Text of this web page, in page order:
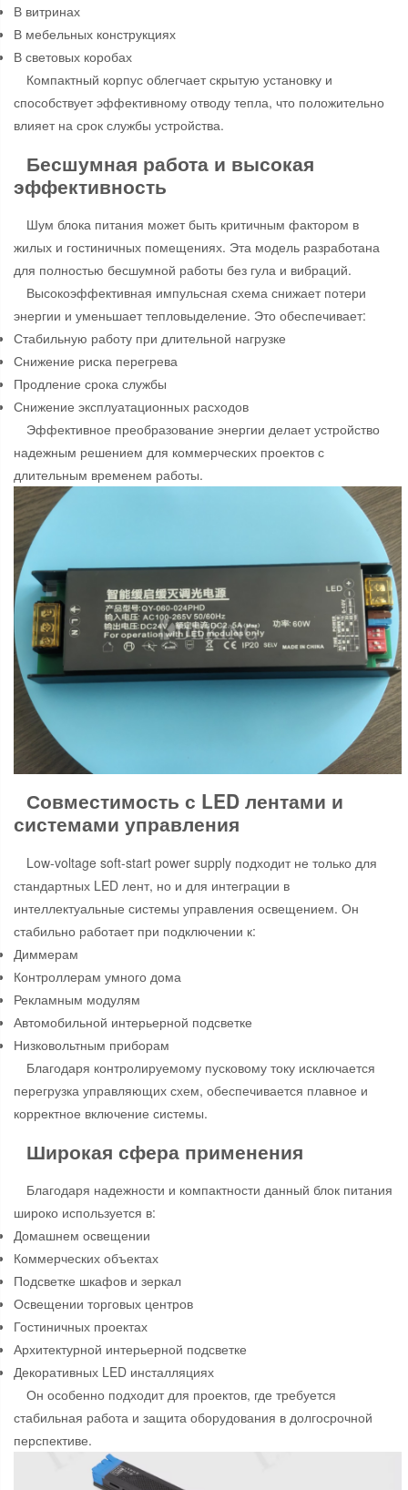
В витринах
В мебельных конструкциях
В световых коробах
Компактный корпус облегчает скрытую установку и
способствует эффективному отводу тепла, что положительно
влияет на срок службы устройства.
Бесшумная работа и высокая
эффективность
Шум блока питания может быть критичным фактором в
жилых и гостиничных помещениях. Эта модель разработана
для полностью бесшумной работы без гула и вибраций.
Высокоэффективная импульсная схема снижает потери
энергии и уменьшает тепловыделение. Это обеспечивает:
Стабильную работу при длительной нагрузке
Снижение риска перегрева
Продление срока службы
Снижение эксплуатационных расходов
Эффективное преобразование энергии делает устройство
надежным решением для коммерческих проектов с
длительным временем работы.
Совместимость с LED лентами и
системами управления
Low-voltage soft-start power supply подходит не только для
стандартных LED лент, но и для интеграции в
интеллектуальные системы управления освещением. Он
стабильно работает при подключении к:
Диммерам
Контроллерам умного дома
Рекламным модулям
Автомобильной интерьерной подсветке
Низковольтным приборам
Благодаря контролируемому пусковому току исключается
перегрузка управляющих схем, обеспечивается плавное и
корректное включение системы.
Широкая сфера применения
Благодаря надежности и компактности данный блок питания
широко используется в:
Домашнем освещении
Коммерческих объектах
Подсветке шкафов и зеркал
Освещении торговых центров
Гостиничных проектах
Архитектурной интерьерной подсветке
Декоративных LED инсталляциях
Он особенно подходит для проектов, где требуется
стабильная работа и защита оборудования в долгосрочной
перспективе.